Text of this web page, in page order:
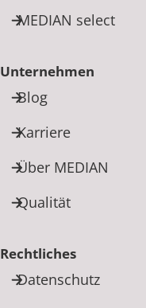
MEDIAN select
Unternehmen
Blog
Karriere
Über MEDIAN
Qualität
Rechtliches
Datenschutz